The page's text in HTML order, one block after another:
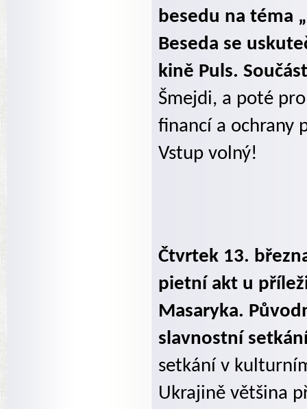
besedu na téma
Beseda se
kině Puls.
Šmejdi, a poté
financí a ochrany
Vstup volný!
Čtvrtek 13.
pietní akt u
Masaryka.
slavnostní
setkání v
Ukrajině většina